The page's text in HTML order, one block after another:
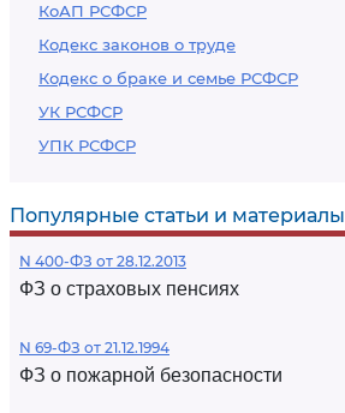
КоАП РСФСР
Кодекс законов о труде
Кодекс о браке и семье РСФСР
УК РСФСР
УПК РСФСР
Популярные статьи и материалы
N 400-ФЗ от 28.12.2013
ФЗ о страховых пенсиях
N 69-ФЗ от 21.12.1994
ФЗ о пожарной безопасности